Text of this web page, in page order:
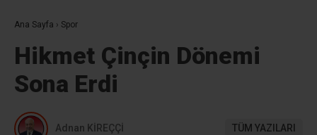
Ana Sayfa › Spor
Hikmet Çinçin Dönemi
Sona Erdi
Adnan KİREÇÇİ TÜM YAZILARI